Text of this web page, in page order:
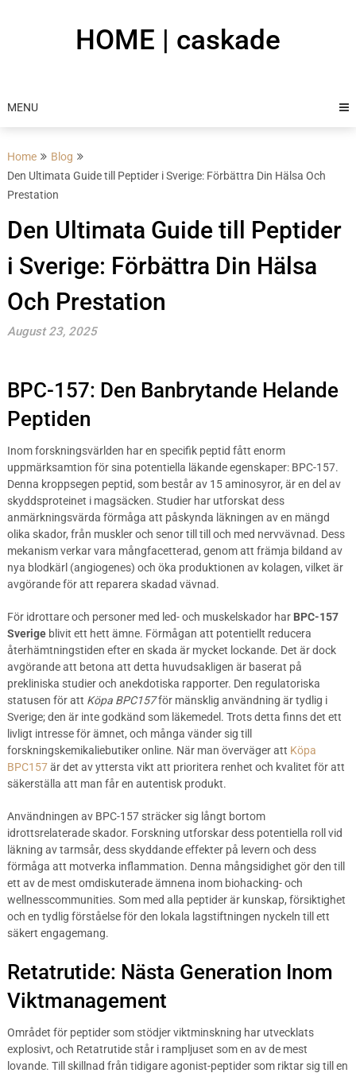
HOME | caskade
MENU
Home
Blog
Den Ultimata Guide till Peptider i Sverige: Förbättra Din Hälsa Och
Prestation
Den Ultimata Guide till Peptider
i Sverige: Förbättra Din Hälsa
Och Prestation
August 23, 2025
BPC-157: Den Banbrytande Helande
Peptiden
Inom forskningsvärlden har en specifik peptid fått enorm
uppmärksamtion för sina potentiella läkande egenskaper: BPC-157.
Denna kroppsegen peptid, som består av 15 aminosyror, är en del av
skyddsproteinet i magsäcken. Studier har utforskat dess
anmärkningsvärda förmåga att påskynda läkningen av en mängd
olika skador, från muskler och senor till till och med nervvävnad. Dess
mekanism verkar vara mångfacetterad, genom att främja bildand av
nya blodkärl (angiogenes) och öka produktionen av kolagen, vilket är
avgörande för att reparera skadad vävnad.
För idrottare och personer med led- och muskelskador har BPC-157
Sverigeblivit ett hett ämne. Förmågan att potentiellt reducera
återhämtningstiden efter en skada är mycket lockande. Det är dock
avgörande att betona att detta huvudsakligen är baserat på
prekliniska studier och anekdotiska rapporter. Den regulatoriska
statusen för att Köpa BPC157för mänsklig användning är tydlig i
Sverige; den är inte godkänd som läkemedel. Trots detta finns det ett
livligt intresse för ämnet, och många vänder sig till
forskningskemikaliebutiker online. När man överväger att Köpa
BPC157är det av yttersta vikt att prioritera renhet och kvalitet för att
säkerställa att man får en autentisk produkt.
Användningen av BPC-157 sträcker sig långt bortom
idrottsrelaterade skador. Forskning utforskar dess potentiella roll vid
läkning av tarmsår, dess skyddande effekter på levern och dess
förmåga att motverka inflammation. Denna mångsidighet gör den till
ett av de mest omdiskuterade ämnena inom biohacking- och
wellnesscommunities. Som med alla peptider är kunskap, försiktighet
och en tydlig förståelse för den lokala lagstiftningen nyckeln till ett
säkert engagemang.
Retatrutide: Nästa Generation Inom
Viktmanagement
Området för peptider som stödjer viktminskning har utvecklats
explosivt, och Retatrutide står i rampljuset som en av de mest
lovande. Till skillnad från tidigare agonist-peptider som riktar sig till en